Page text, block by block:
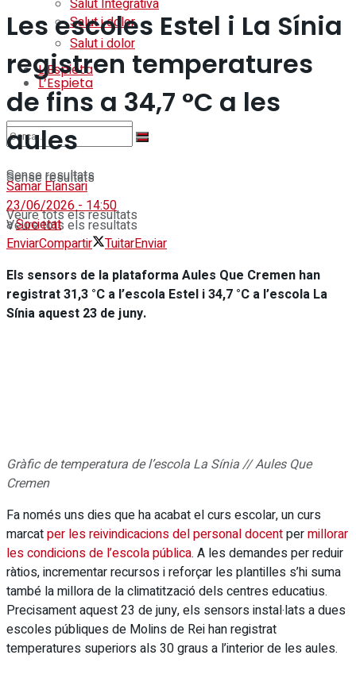
Salut i dolor
L’Espieta
Sense resultats
Veure tots els resultats
Salut Integrativa
Salut i dolor
L’Espieta
Sense resultats
Veure tots els resultats
Les escoles Estel i La Sínia
registren temperatures
de fins a 34,7 °C a les
aules
Samar Elansari
23/06/2026 - 14:50
aSocietat
EnviarCompartir TuitarEnviar
Els sensors de la plataforma Aules Que Cremen han
registrat 31,3 °C a l’escola Estel i 34,7 °C a l’escola La
Sínia aquest 23 de juny.
Gràfic de temperatura de l’escola La Sínia // Aules Que
Cremen
Fa només uns dies que ha acabat el curs escolar, un curs
marcatper les reivindicacions del personal docentpermillorar
les condicions de l’escola pública. A les demandes per reduir
ràtios, incrementar recursos i reforçar les plantilles s’hi suma
també la millora de la climatització dels centres educatius.
Precisament aquest 23 de juny, els sensors instal·lats a dues
escoles públiques de Molins de Rei han registrat
temperatures superiors als 30 graus a l’interior de les aules.